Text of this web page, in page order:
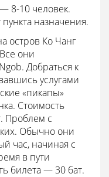
8-10 человек.
назначения.
остров Ко Чанг
они
Добраться к
услугами
«пикапы»
Стоимость
Проблем с
Обычно они
час, начиная с
в пути
билета — 30 бат.